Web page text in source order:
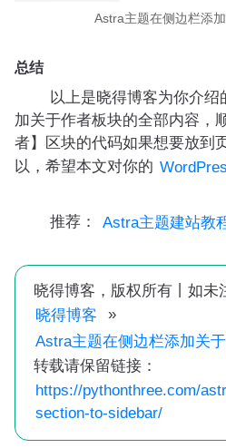
Astra主题在侧边栏添
总结
以上是晓得博客为你介绍
加关于作者板块的全部内容，
者】区块的代码如果想要放到
以，希望本文对你的
推荐： Astra主题建站教
晓得博客，版权所有丨如未
晓得博客
»
Astra主题在侧边栏添加关
转载请保留链接：
https://pythonthree.com/
section-to-sidebar/